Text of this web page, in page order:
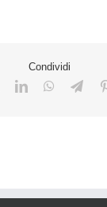
Condividi